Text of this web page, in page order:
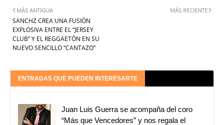
MÁS RECIENTE
MÁS ANTIGUA
SANCHZ CREA UNA FUSIÓN
EXPLOSIVA ENTRE EL “JERSEY
CLUB” Y EL REGGAETÓN EN SU
NUEVO SENCILLO “CANTAZO”
ENTRADAS QUE PUEDEN INTERESARTE
Juan Luis Guerra se acompaña del coro
“Más que Vencedores” y nos regala el